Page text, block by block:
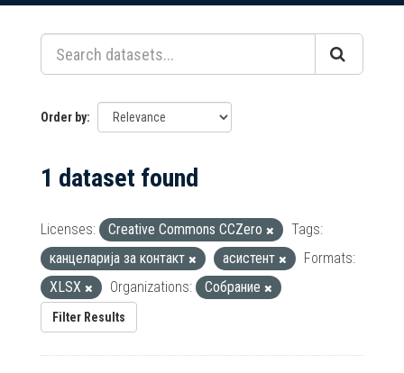
content
Order by
1 dataset found
Licenses: Creative Commons CCZero
Tags:
канцеларија за контакт
асистент
Formats:
XLSX
Organizations: Собрание
Filter Results